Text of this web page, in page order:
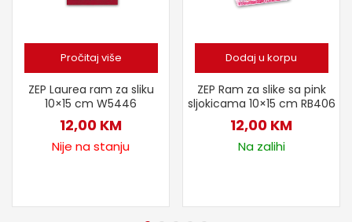
Pročitaj više
ZEP Laurea ram za sliku
10×15 cm W5446
12,00 KM
Nije na stanju
Dodaj u korpu
ZEP Ram za slike sa pink
sljokicama 10×15 cm RB406
12,00 KM
Na zalihi